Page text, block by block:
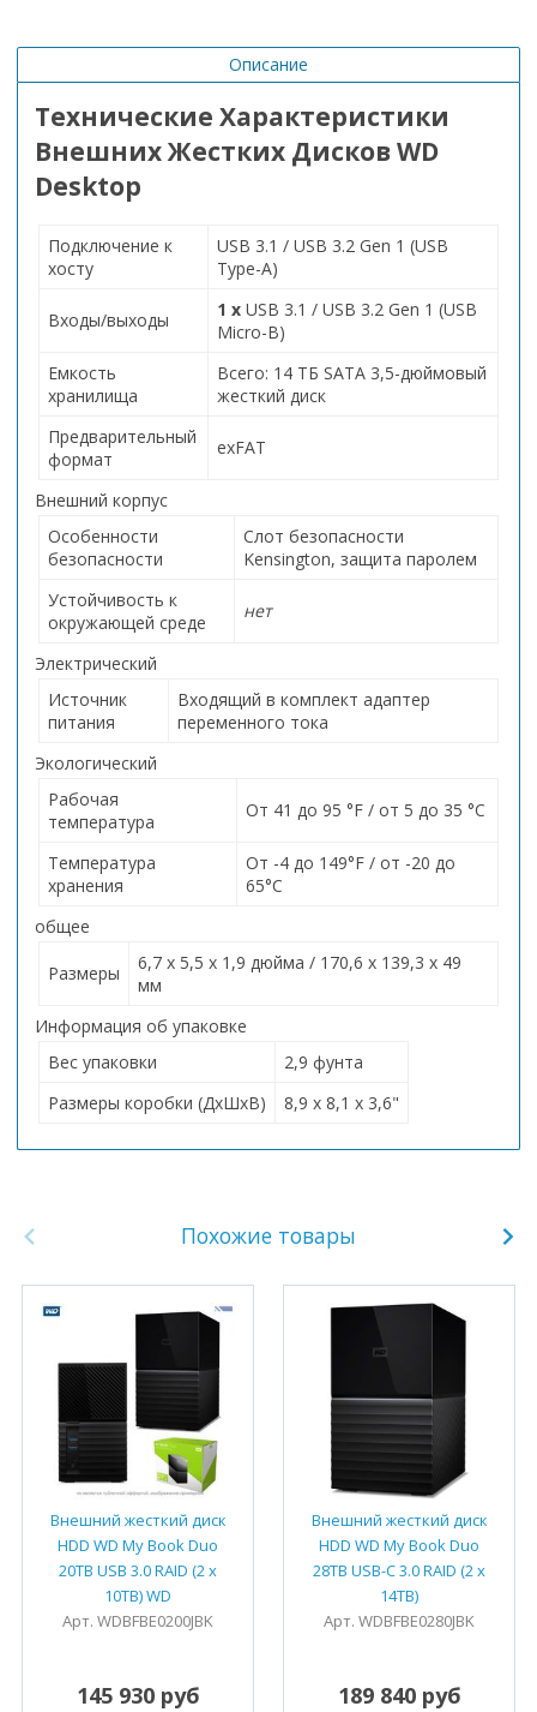
Описание
Технические Характеристики
Внешних Жестких Дисков WD
Desktop
Подключение к
хосту
USB 3.1 / USB 3.2 Gen 1 (USB
Type-A)
Входы/выходы 1 x USB 3.1 / USB 3.2 Gen 1 (USB
Micro-B)
Емкость
хранилища
Всего: 14 ТБ SATA 3,5-дюймовый
жесткий диск
Предварительный
формат
exFAT
Внешний корпус
Особенности
безопасности
Слот безопасности
Kensington, защита паролем
Устойчивость к
окружающей среде
нет
Электрический
Источник
питания
Входящий в комплект адаптер
переменного тока
Экологический
Рабочая
температура
От 41 до 95 °F / от 5 до 35 °C
Температура
хранения
От -4 до 149°F / от -20 до
65°C
общее
Размеры
6,7 x 5,5 x 1,9 дюйма / 170,6 x 139,3 x 49
мм
Информация об упаковке
Вес упаковки
2,9 фунта
Размеры коробки (ДxШxВ)
8,9 x 8,1 x 3,6"
Похожие товары
Внешний жесткий диск
HDD WD My Book Duo
20TB USB 3.0 RAID (2 x
10TB) WD
Арт. WDBFBE0200JBK
145 930 руб
Внешний жесткий диск
HDD WD My Book Duo
28TB USB-C 3.0 RAID (2 x
14TB)
Арт. WDBFBE0280JBK
189 840 руб